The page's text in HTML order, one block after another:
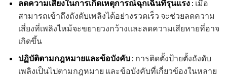
ลดความเสี่ยงในการเกิดเหตุการณ์ฉุกเฉินที่รุนแรง : เมื่อ
สามารถเข้าถึงถังดับเพลิงได้อย่างรวดเร็ว จะช่วยลดความ
เสี่ยงที่เพลิงไหม้จะขยายวงกว้างและลดความเสียหายที่อาจ
เกิดขึ้น
ปฏิบัติตามกฎหมายและข้อบังคับ : การติดตั้งป้ายตั้งถังดับ
เพลิงเป็นไปตามกฎหมาย และข้อบังคับที่เกี่ยวข้องในหลาย